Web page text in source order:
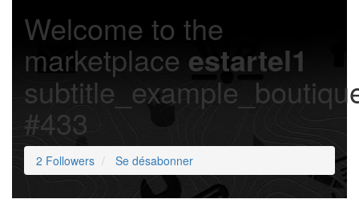
Welcome to the
marketplace estartel1
#433
2 Followers Se désabonner